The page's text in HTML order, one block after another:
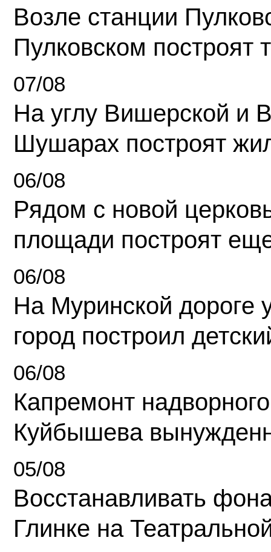
Возле станции
Пулковском построят
07/08
На углу Вишерской и
Шушарах построят
06/08
Рядом с новой
площади построят
06/08
На Муринской дороге
город построил
06/08
Капремонт
Куйбышева
05/08
Восстанавливать
Глинке на